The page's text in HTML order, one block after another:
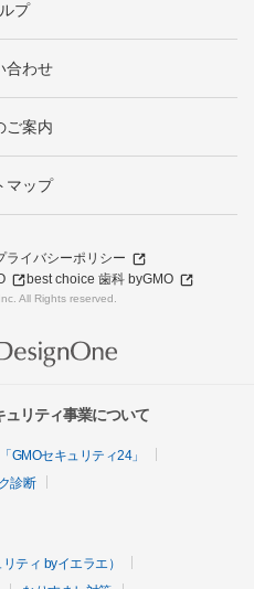
プ
合わせ
ご案内
マップ
ライバシーポリシー
best choice 歯科 byGMO
All Rights reserved.
リティ事業について
GMOセキュリティ24」
診断
ティ byイエラエ）